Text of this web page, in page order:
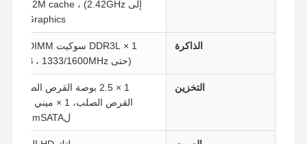
HD Graphics
الذاكرة
1 × DDR3L سوكيت SO-DIMM
(حتى 8GB ، 1333/1600MHz)
التخزين
1 × 2.5 بوصة القرص الصلب /
لSSD mSATA